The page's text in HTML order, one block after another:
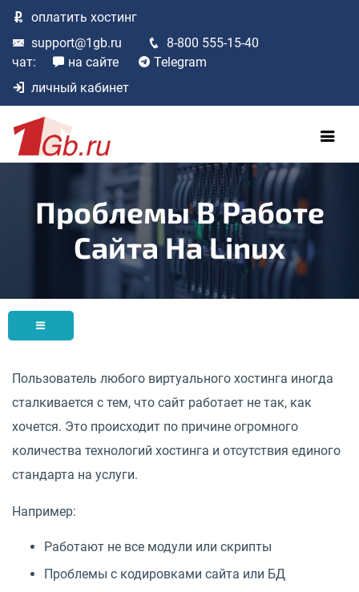
оплатить хостинг
support@1gb.ru
8-800 555-15-40
чат:
на сайте
Telegram
личный кабинет
Проблемы В Работе
Сайта На Linux
Пользователь любого виртуального хостинга иногда
сталкивается с тем, что сайт работает не так, как
хочется. Это происходит по причине огромного
количества технологий хостинга и отсутствия единого
стандарта на услуги.
Например:
Работают не все модули или скрипты
Проблемы с кодировками сайта или БД